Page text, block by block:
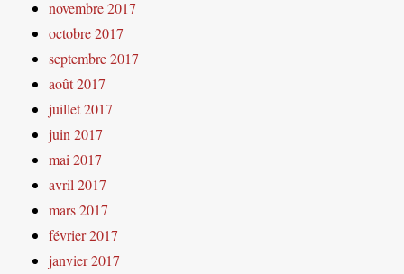
novembre 2017
octobre 2017
septembre 2017
août 2017
juillet 2017
juin 2017
mai 2017
avril 2017
mars 2017
février 2017
janvier 2017